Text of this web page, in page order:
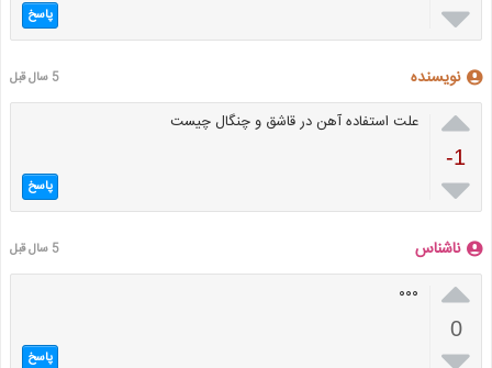
 پاسخ
نویسنده 5 سال قبل

-1

علت استفاده آهن در قاشق و چنگال چیست
پاسخ
ناشناس 5 سال قبل

0
۰۰۰
پاسخ